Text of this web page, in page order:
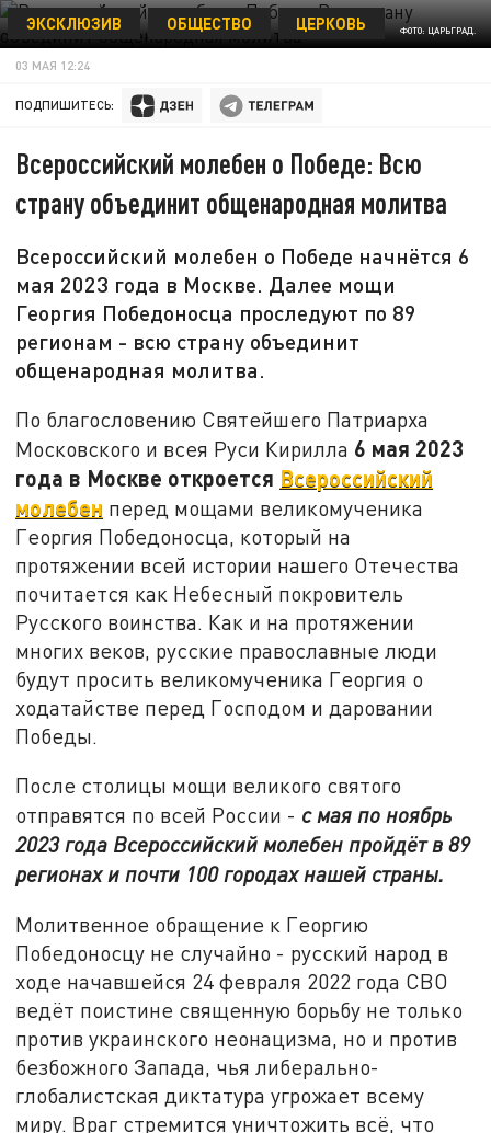
ФОТО: ЦАРЬГРАД.
ЭКСКЛЮЗИВ ОБЩЕСТВО ЦЕРКОВЬ
03 МАЯ 12:24
ПОДПИШИТЕСЬ:
Всероссийский молебен о Победе: Всю
страну объединит общенародная молитва
Всероссийский молебен о Победе начнётся 6
мая 2023 года в Москве. Далее мощи
Георгия Победоносца проследуют по 89
регионам - всю страну объединит
общенародная молитва.
По благословению Святейшего Патриарха
Московского и всея Руси Кирилла 6 мая 2023
года в Москве откроется Всероссийский
молебен перед мощами великомученика
Георгия Победоносца, который на
протяжении всей истории нашего Отечества
почитается как Небесный покровитель
Русского воинства. Как и на протяжении
многих веков, русские православные люди
будут просить великомученика Георгия о
ходатайстве перед Господом и даровании
Победы.
После столицы мощи великого святого
отправятся по всей России - с мая по ноябрь
2023 года Всероссийский молебен пройдёт в 89
регионах и почти 100 городах нашей страны.
Молитвенное обращение к Георгию
Победоносцу не случайно - русский народ в
ходе начавшейся 24 февраля 2022 года СВО
ведёт поистине священную борьбу не только
против украинского неонацизма, но и против
безбожного Запада, чья либерально-
глобалистская диктатура угрожает всему
миру. Враг стремится уничтожить всё, что